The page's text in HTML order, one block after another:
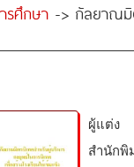
รศึกษา -> กัลยาณมิ
ผู้แต่ง
สำนักพิ